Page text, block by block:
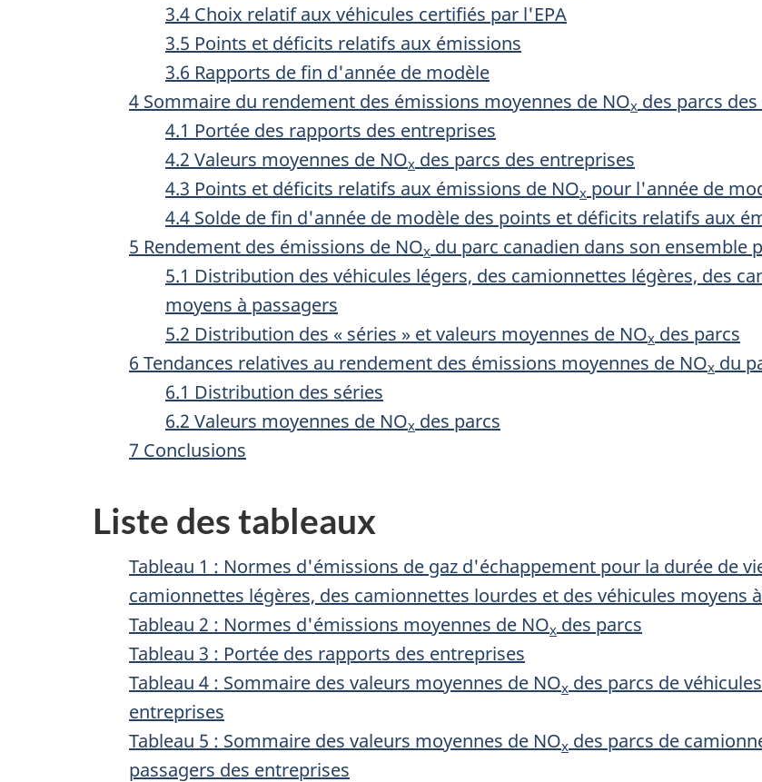
3.4 Choix relatif aux véhicules certifiés par l'EPA
3.5 Points et déficits relatifs aux émissions
3.6 Rapports de fin d'année de modèle
4 Sommaire du rendement des émissions moyennes de NOx des parcs
4.1 Portée des rapports des entreprises
4.2 Valeurs moyennes de NOx des parcs des entreprises
4.3 Points et déficits relatifs aux émissions de NOx pour l'année de
4.4 Solde de fin d'année de modèle des points et déficits relatifs aux
5 Rendement des émissions de NOx du parc canadien dans son ensemble
5.1 Distribution des véhicules légers, des camionnettes légères, des
moyens à passagers
5.2 Distribution des « séries » et valeurs moyennes de NOx des parcs
6 Tendances relatives au rendement des émissions moyennes de NOx du
6.1 Distribution des séries
6.2 Valeurs moyennes de NOx des parcs
7 Conclusions
Liste des tableaux
Tableau 1 : Normes d'émissions de gaz d'échappement pour la durée de
camionnettes légères, des camionnettes lourdes et des véhicules moyens
Tableau 2 : Normes d'émissions moyennes de NOx des parcs
Tableau 3 : Portée des rapports des entreprises
Tableau 4 : Sommaire des valeurs moyennes de NOx des parcs de
entreprises
Tableau 5 : Sommaire des valeurs moyennes de NOx des parcs de
passagers des entreprises